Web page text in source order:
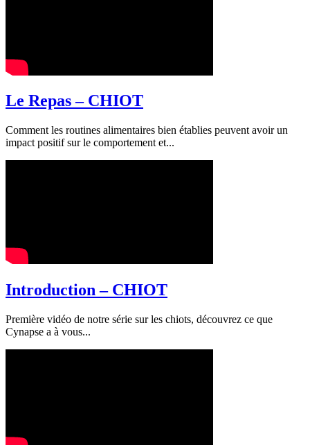
Le Repas – CHIOT
Comment les routines alimentaires bien établies peuvent avoir un
impact positif sur le comportement et...
Introduction – CHIOT
Première vidéo de notre série sur les chiots, découvrez ce que
Cynapse a à vous...